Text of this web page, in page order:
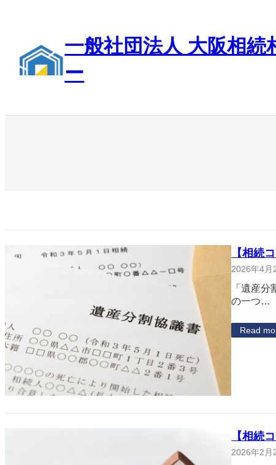
一般社団法人 大阪相続
ー
【相続
2026年4月
「遺産
の一つ…
Read
【相続
2026年2月